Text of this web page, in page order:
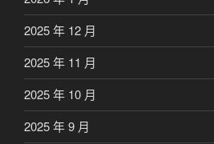
2025 年 12 月
2025 年 11 月
2025 年 10 月
2025 年 9 月